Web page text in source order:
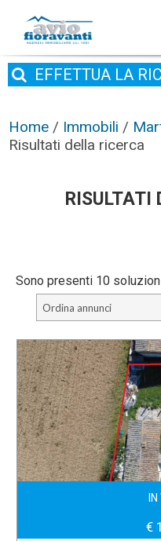
EFFETTUA LA
Home / Immobili /
Risultati della ricerca
RISULTATI
Sono presenti 10
Ordina annunci
€